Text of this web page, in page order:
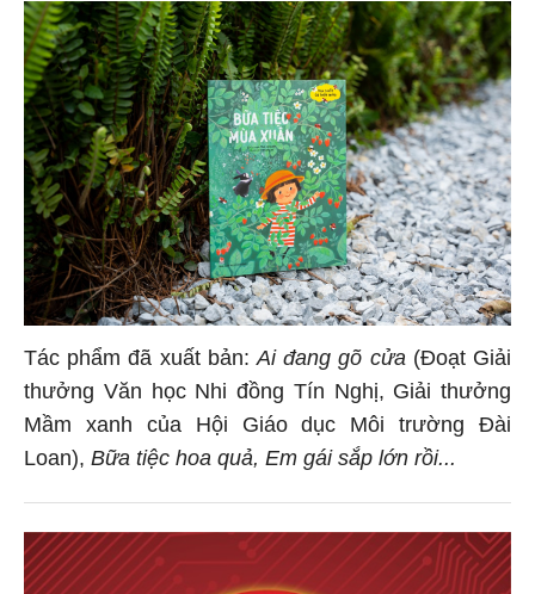
Tác phẩm đã xuất bản:Ai đang gõ cửa(Đoạt Giải
thưởng Văn học Nhi đồng Tín Nghị, Giải thưởng
Mầm xanh của Hội Giáo dục Môi trường Đài
Loan), Bữa tiệc hoa quả, Em gái sắp lớn rồi...